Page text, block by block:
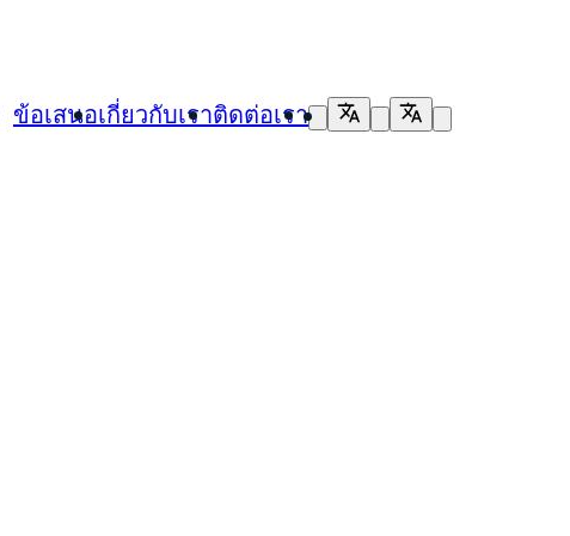
ข้อเสนอเกี่ยวกับเราติดต่อเรา